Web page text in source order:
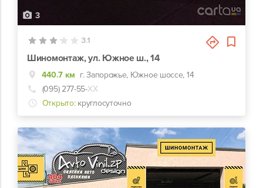
3
3.1
Шиномонтаж, ул. Южное ш., 14
440.7 км г. Запорожье, Южное шоссе, 14
(095) 277-55-ХХ
Открыто: круглосуточно